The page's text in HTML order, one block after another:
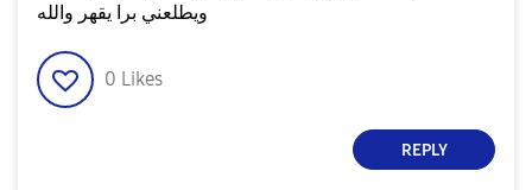
ويطلعني برا يقهر والله
0 Likes
REPLY